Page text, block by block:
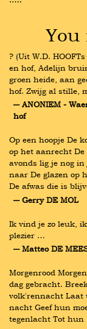
? (Uit W.D.
en hof, Adelijn
groen heide, aan
hof. Zwijg al stille,
― ANONIEM -
hof
Op een hoopje De
op het aanrecht De
avonds lig je nog
naar De glazen op
De afwas die is
― Gerry DE MOL
Ik vind je zo leuk,
plezier …
― Matteo DE
Morgenrood
dag gebracht.
volk'rennacht Laat
nacht Geef hun
tegenlacht Tot